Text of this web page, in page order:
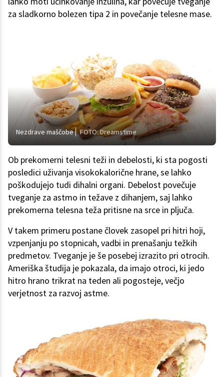
za sladkorno bolezen tipa 2 in povečanje telesne mase.
Nezdrave maščobe FOTO: Dreamstime
Ob prekomerni telesni teži in debelosti, ki sta pogosti
posledici uživanja visokokalorične hrane, se lahko
poškodujejo tudi dihalni organi. Debelost povečuje
tveganje za astmo in težave z dihanjem, saj lahko
prekomerna telesna teža pritisne na srce in pljuča.
V takem primeru postane človek zasopel pri hitri hoji,
vzpenjanju po stopnicah, vadbi in prenašanju težkih
predmetov. Tveganje je še posebej izrazito pri otrocih.
Ameriška študija je pokazala, da imajo otroci, ki jedo
hitro hrano trikrat na teden ali pogosteje, večjo
verjetnost za razvoj astme.